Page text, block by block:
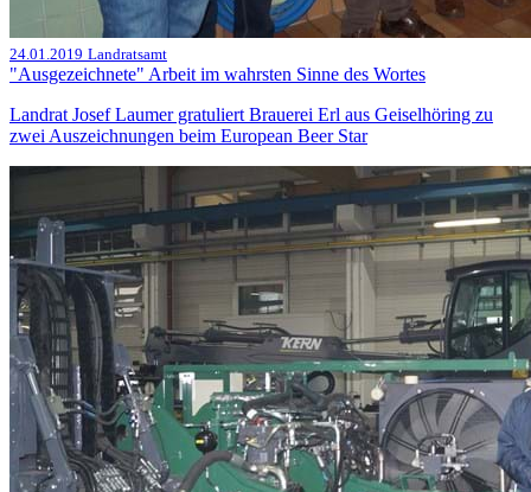
24.01.2019 Landratsamt
"Ausgezeichnete" Arbeit im wahrsten Sinne des Wortes
Landrat Josef Laumer gratuliert Brauerei Erl aus Geiselhöring zu
zwei Auszeichnungen beim European Beer Star